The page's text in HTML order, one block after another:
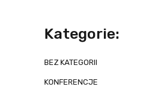
Kategorie:
BEZ KATEGORII
KONFERENCJE